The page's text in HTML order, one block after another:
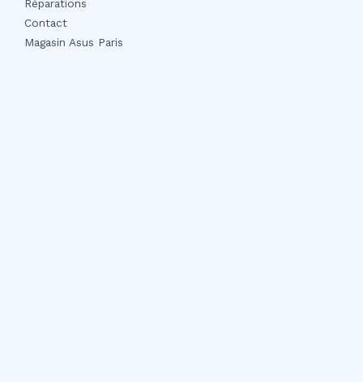
Réparations
Contact
Magasin Asus Paris